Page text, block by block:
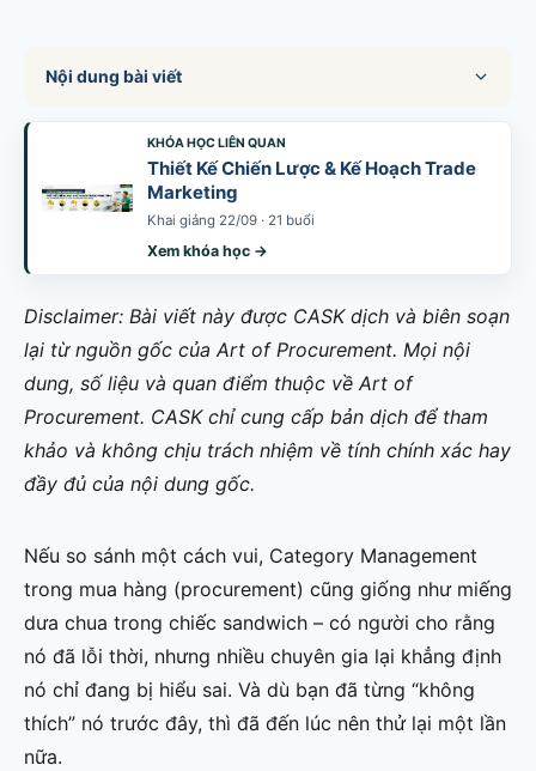
Nội dung bài viết
KHÓA HỌC LIÊN QUAN
Thiết Kế Chiến Lược & Kế Hoạch Trade
Marketing
Khai giảng 22/09 · 21 buổi
Xem khóa học →
Disclaimer: Bài viết này được CASK dịch và biên soạn
lại từ nguồn gốc của Art of Procurement. Mọi nội
dung, số liệu và quan điểm thuộc về Art of
Procurement. CASK chỉ cung cấp bản dịch để tham
khảo và không chịu trách nhiệm về tính chính xác hay
đầy đủ của nội dung gốc.
Nếu so sánh một cách vui, Category Management
trong mua hàng (procurement) cũng giống như miếng
dưa chua trong chiếc sandwich – có người cho rằng
nó đã lỗi thời, nhưng nhiều chuyên gia lại khẳng định
nó chỉ đang bị hiểu sai. Và dù bạn đã từng “không
thích” nó trước đây, thì đã đến lúc nên thử lại một lần
nữa.